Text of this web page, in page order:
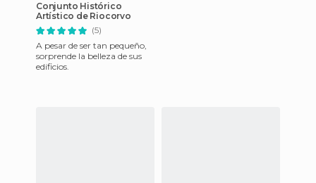
Conjunto Histórico
Artístico de Riocorvo
(5)
A pesar de ser tan pequeño,
sorprende la belleza de sus
edificios.